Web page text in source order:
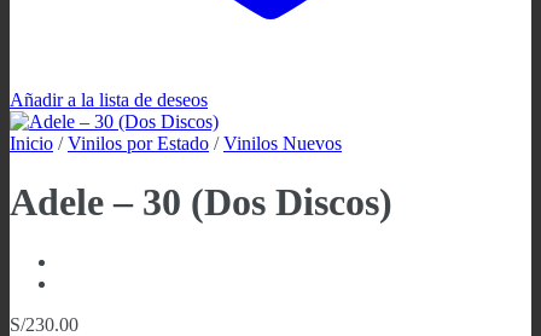
Añadir a la lista de deseos
Inicio / Vinilos por Estado / Vinilos Nuevos
Adele – 30 (Dos Discos)
S/230.00